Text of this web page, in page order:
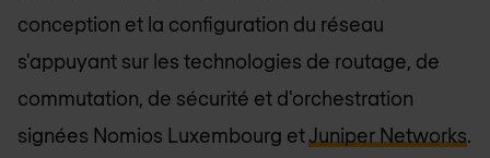
conception et la configuration du réseau
s'appuyant sur les technologies de routage, de
commutation, de sécurité et d'orchestration
signées Nomios Luxembourg etJuniper Networks.